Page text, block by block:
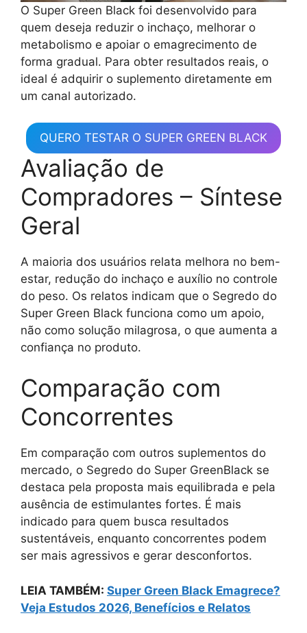
O Super Green Black foi desenvolvido para
quem deseja reduzir o inchaço, melhorar o
metabolismo e apoiar o emagrecimento de
forma gradual. Para obter resultados reais, o
ideal é adquirir o suplemento diretamente em
um canal autorizado.
QUERO TESTAR O SUPER GREEN BLACK
Avaliação de
Compradores – Síntese
Geral
A maioria dos usuários relata melhora no bem-
estar, redução do inchaço e auxílio no controle
do peso. Os relatos indicam que o Segredo do
Super Green Black funciona como um apoio,
não como solução milagrosa, o que aumenta a
confiança no produto.
Comparação com
Concorrentes
Em comparação com outros suplementos do
mercado, o Segredo do Super GreenBlack se
destaca pela proposta mais equilibrada e pela
ausência de estimulantes fortes. É mais
indicado para quem busca resultados
sustentáveis, enquanto concorrentes podem
ser mais agressivos e gerar desconfortos.
LEIA TAMBÉM: Super Green Black Emagrece?
Veja Estudos 2026, Benefícios e Relatos